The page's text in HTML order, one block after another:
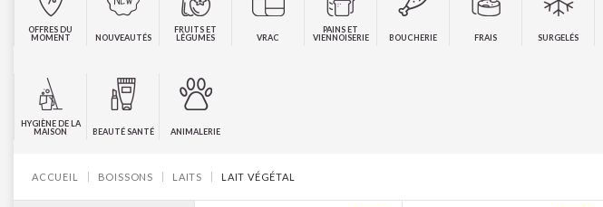
OFFRES DU
MOMENT
NOUVEAUTÉS
FRUITS ET
LÉGUMES
VRAC
PAINS ET
VIENNOISERIE
BOUCHERIE FRAIS SURGELÉS
HYGIÈNE DE LA
MAISON
BEAUTÉ SANTÉ ANIMALERIE
ACCUEIL BOISSONS LAITS LAIT VÉGÉTAL